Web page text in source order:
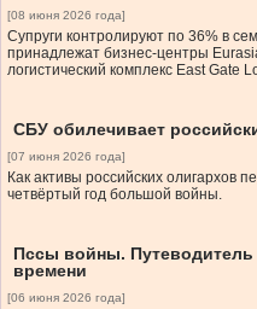
[08 июня 2026 года]
Супруги контролируют по 36% в
принадлежат бизнес-центры
логистический комплекс East Gate
СБУ обилечивает
[07 июня 2026 года]
Как активы российских олигархов
четвёртый год большой войны.
Пссы войны. Путеводитель
времени
[06 июня 2026 года]